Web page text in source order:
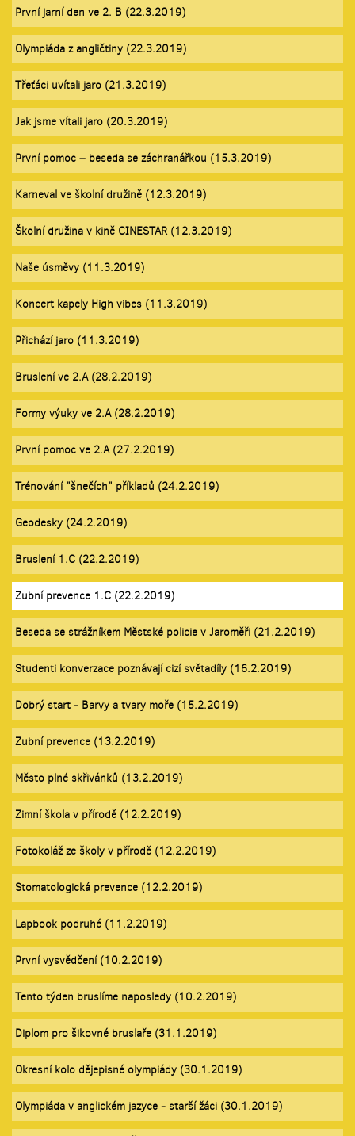
První jarní den ve 2. B (22.3.2019)
Olympiáda z angličtiny (22.3.2019)
Třeťáci uvítali jaro (21.3.2019)
Jak jsme vítali jaro (20.3.2019)
První pomoc – beseda se záchranářkou (15.3.2019)
Karneval ve školní družině (12.3.2019)
Školní družina v kině CINESTAR (12.3.2019)
Naše úsměvy (11.3.2019)
Koncert kapely High vibes (11.3.2019)
Přichází jaro (11.3.2019)
Bruslení ve 2.A (28.2.2019)
Formy výuky ve 2.A (28.2.2019)
První pomoc ve 2.A (27.2.2019)
Trénování "šnečích" příkladů (24.2.2019)
Geodesky (24.2.2019)
Bruslení 1.C (22.2.2019)
Zubní prevence 1.C (22.2.2019)
Beseda se strážníkem Městské policie v Jaroměři (21.2.2019)
Studenti konverzace poznávají cizí světadíly (16.2.2019)
Dobrý start - Barvy a tvary moře (15.2.2019)
Zubní prevence (13.2.2019)
Město plné skřivánků (13.2.2019)
Zimní škola v přírodě (12.2.2019)
Fotokoláž ze školy v přírodě (12.2.2019)
Stomatologická prevence (12.2.2019)
Lapbook podruhé (11.2.2019)
První vysvědčení (10.2.2019)
Tento týden bruslíme naposledy (10.2.2019)
Diplom pro šikovné bruslaře (31.1.2019)
Okresní kolo dějepisné olympiády (30.1.2019)
Olympiáda v anglickém jazyce - starší žáci (30.1.2019)